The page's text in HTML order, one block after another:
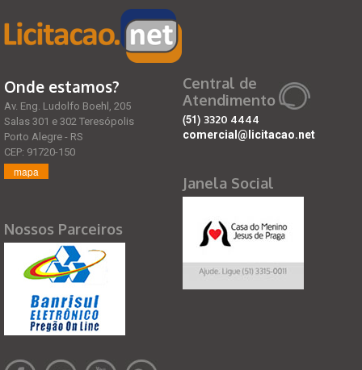
Onde estamos?
Av. Eng. Ludolfo Boehl, 205
Salas 301 e 302 Teresópolis
Porto Alegre - RS
CEP: 91720-150
mapa
Nossos Parceiros
Central de
Atendimento
(51) 3320 4444
comercial@licitacao.net
Janela Social